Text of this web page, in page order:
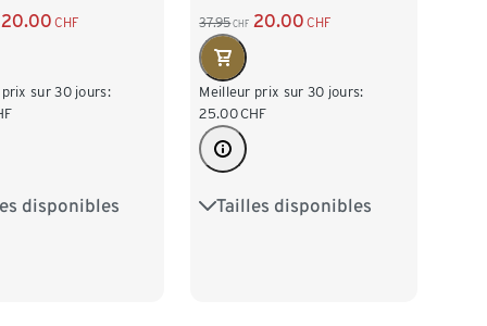
20.00 CHF
sur 30 jours:
disponibles
42 44 46
37.95 CHF 20.00 CHF
Meilleur prix sur 30 jours:
25.00CHF
Tailles disponibles
80D 80E 85D